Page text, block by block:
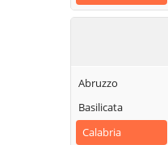
Belsito
Bianchi
Bisignano
Bocchigliero
Abruzzo
Basilicata
Calabria